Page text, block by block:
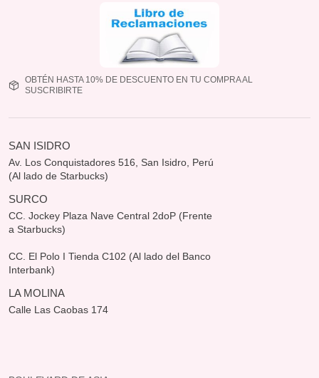
OBTÉN HASTA 10% DE DESCUENTO EN TU COMPRA AL
SUSCRIBIRTE
SAN ISIDRO
Av. Los Conquistadores 516, San Isidro, Perú
(Al lado de Starbucks)
SURCO
CC. Jockey Plaza Nave Central 2doP (Frente
a Starbucks)
CC. El Polo I Tienda C102 (Al lado del Banco
Interbank)
LA MOLINA
Calle Las Caobas 174